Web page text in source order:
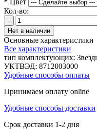
* Цвет
Кол-во:
-
Нет в наличии
Основные характеристики
Все характеристики
тип комплектующих:
УКТВЭД: 8712003000
Удобные способы оплаты
Принимаем оплату online
Удобные способы доставки
Срок доставки 1-2 дня